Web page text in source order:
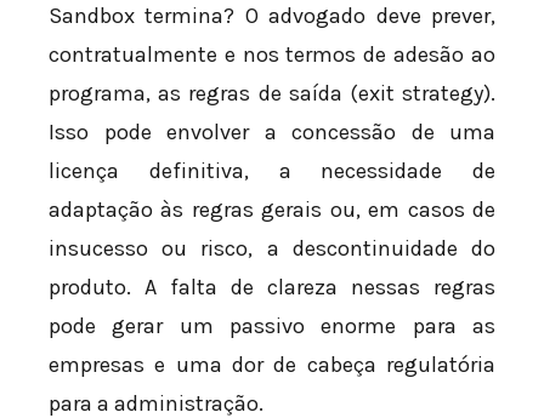
Sandbox termina? O advogado deve prever,
contratualmente e nos termos de adesão ao
programa, as regras de saída (exit strategy).
Isso pode envolver a concessão de uma
licença definitiva, a necessidade de
adaptação às regras gerais ou, em casos de
insucesso ou risco, a descontinuidade do
produto. A falta de clareza nessas regras
pode gerar um passivo enorme para as
empresas e uma dor de cabeça regulatória
para a administração.